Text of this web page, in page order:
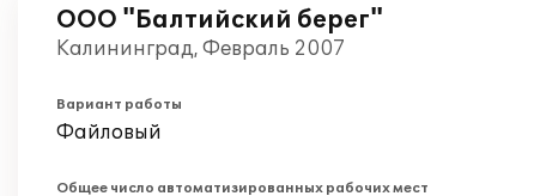
ООО "Балтийский берег"
Калининград, Февраль 2007
Вариант работы
Файловый
Общее число автоматизированных рабочих мест